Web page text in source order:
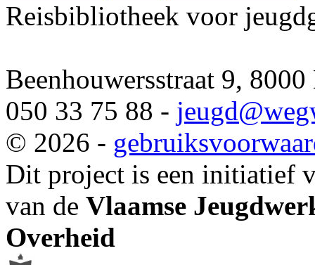
Reisbibliotheek voor
Beenhouwersstraat 9,
050 33 75 88 - jeugd
© 2026 -
Dit project is een initiatief
van de Vlaamse
Overheid